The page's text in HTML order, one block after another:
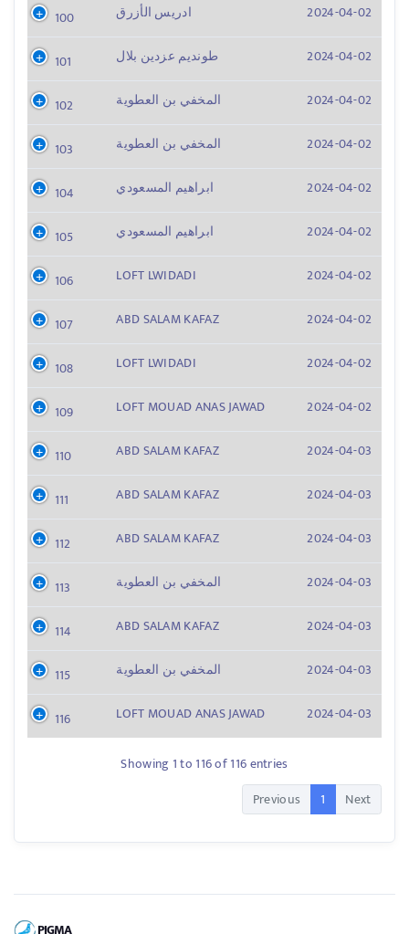
100 ادريس الأزرق 2024-04-02
101 طونديم عزدين بلال 2024-04-02
102 المخفي بن العطوية 2024-04-02
103 المخفي بن العطوية 2024-04-02
104 ابراهيم المسعودي 2024-04-02
105 ابراهيم المسعودي 2024-04-02
106 LOFT LWIDADI 2024-04-02
107 ABD SALAM KAFAZ 2024-04-02
108 LOFT LWIDADI 2024-04-02
109 LOFT MOUAD ANAS JAWAD 2024-04-02
110 ABD SALAM KAFAZ 2024-04-03
111 ABD SALAM KAFAZ 2024-04-03
112 ABD SALAM KAFAZ 2024-04-03
113 المخفي بن العطوية 2024-04-03
114 ABD SALAM KAFAZ 2024-04-03
115 المخفي بن العطوية 2024-04-03
116 LOFT MOUAD ANAS JAWAD 2024-04-03
Showing 1 to 116 of 116 entries
Previous
1 Next